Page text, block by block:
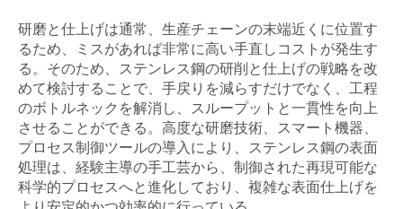
研磨と仕上げは通常、生産チェーンの末端近くに位置す
るため、ミスがあれば非常に高い手直しコストが発生す
る。そのため、ステンレス鋼の研削と仕上げの戦略を改
めて検討することで、手戻りを減らすだけでなく、工程
のボトルネックを解消し、スループットと一貫性を向上
させることができる。高度な研磨技術、スマート機器、
プロセス制御ツールの導入により、ステンレス鋼の表面
処理は、経験主導の手工芸から、制御された再現可能な
科学的プロセスへと進化しており、複雑な表面仕上げを